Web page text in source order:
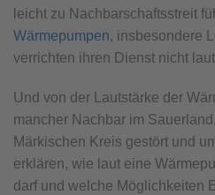
leicht zu Nachbarschaftsstreit
Wärmepumpen, insbesondere
verrichten ihren Dienst nicht
Und von der Lautstärke der
mancher Nachbar im
Märkischen Kreis gestört und
erklären, wie laut eine
darf und welche Möglichkeiten